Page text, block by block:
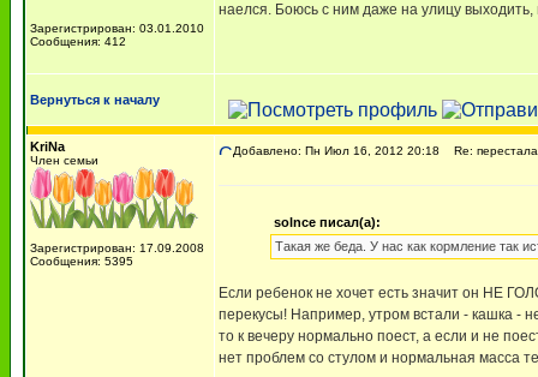
Зарегистрирован: 03.01.2010
Сообщения: 412
наелся. Боюсь с ним даже на улицу
Вернуться к началу
KriNa
Член семьи
Зарегистрирован: 17.09.2008
Сообщения: 5395
Добавлено: Пн Июл 16, 2012 20:18 Re: перестала
solnce писал(а):
Такая же беда. У нас как кормление так
Если ребенок не хочет есть значит он НЕ
перекусы! Например, утром встали - кашка -
то к вечеру нормально поест, а если и не
нет проблем со стулом и нормальная масса